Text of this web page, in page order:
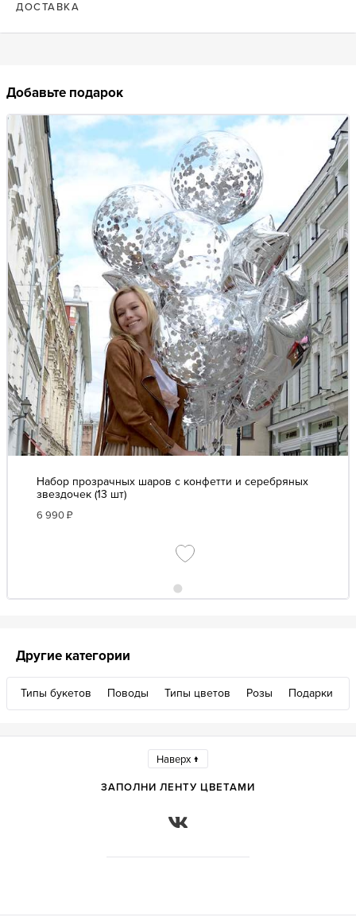
ДОСТАВКА
Добавьте подарок
Набор прозрачных шаров с конфетти и серебряных
звездочек (13 шт)
6 990₽
Другие категории
Типы букетов Поводы Типы цветов Розы Подарки
ЗАПОЛНИ ЛЕНТУ ЦВЕТАМИ
Наверх ↑